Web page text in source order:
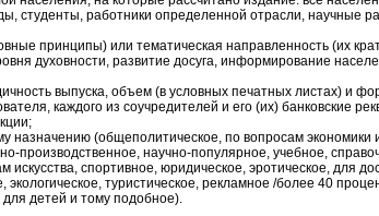
студенты, работники определенной отрасли, научные
принципы) или тематическая направленность (их
духовности, развитие досуга, информирование
выпуска, объем (в условных печатных листах) и
каждого из соучредителей и его (их) банковские
назначению (общеполитическое, по вопросам экономики
производственное, научно-популярное, учебное,
искусства, спортивное, юридическое, эротическое, для
экологическое, туристическое, рекламное /более 40
детей и тому подобное).